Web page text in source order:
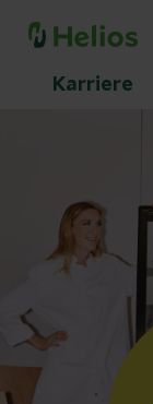
Karriere